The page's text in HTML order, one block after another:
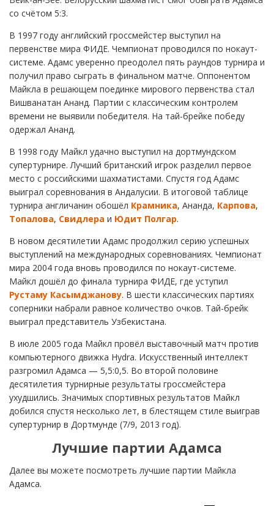
со счётом 5:3.
В 1997 году английский гроссмейстер выступил на
первенстве мира ФИДЕ. Чемпионат проводился по нокаут-
системе. Адамс уверенно преодолел пять раундов турнира и
получил право сыграть в финальном матче. Оппонентом
Майкла в решающем поединке мирового первенства стал
Вишванатан Ананд. Партии с классическим контролем
времени не выявили победителя. На тай-брейке победу
одержал Ананд.
В 1998 году Майкл удачно выступил на дортмундском
супертурнире. Лучший британский игрок разделил первое
место с российскими шахматистами. Спустя год Адамс
выиграл соревнования в Андалусии. В итоговой таблице
турнира англичанин обошёл Крамника, Ананда, Карпова,
Топалова, Свидлера и Юдит Полгар.
В новом десятилетии Адамс продолжил серию успешных
выступлений на международных соревнованиях. Чемпионат
мира 2004 года вновь проводился по нокаут-системе.
Майкл дошёл до финала турнира ФИДЕ, где уступил
Рустаму Касымджанову. В шести классических партиях
соперники набрали равное количество очков. Тай-брейк
выиграл представитель Узбекистана.
В июле 2005 года Майкл провёл выставочный матч против
компьютерного движка Hydra. Искусственный интеллект
разгромил Адамса — 5,5:0,5. Во второй половине
десятилетия турнирные результаты гроссмейстера
ухудшились. Значимых спортивных результатов Майкл
добился спустя несколько лет, в блестящем стиле выиграв
супертурнир в Дортмунде (7/9, 2013 год).
Лучшие партии Адамса
Далее вы можете посмотреть лучшие партии Майкла
Адамса.